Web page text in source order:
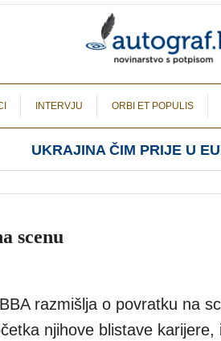
INTERVJU ORBI ET POPULIS
UKRAJINA ČIM PRIJE U
scenu
razmišlja o povratku na
njihove blistave karijere,